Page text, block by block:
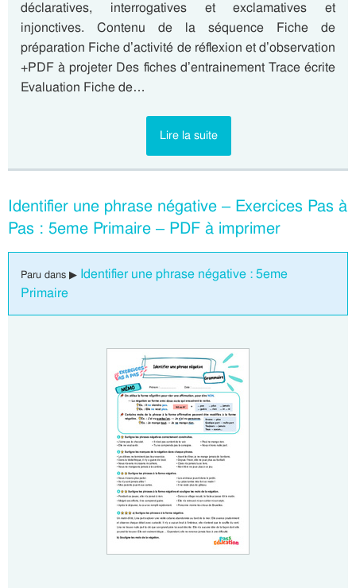
déclaratives, interrogatives et exclamatives et
injonctives. Contenu de la séquence Fiche de
préparation Fiche d’activité de réflexion et d’observation
+PDF à projeter Des fiches d’entrainement Trace écrite
Evaluation Fiche de…
Lire la suite
Identifier une phrase négative – Exercices Pas à
Pas : 5eme Primaire – PDF à imprimer
Paru dans ▶ Identifier une phrase négative : 5eme
Primaire